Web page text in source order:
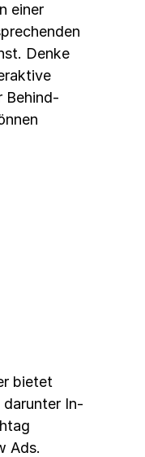
einer
Denke
Behind-
bietet
In-
Ads.